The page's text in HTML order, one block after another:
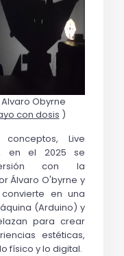
Obyrne
con dosis )
Live
en el 2025 se
con la
Álvaro O'byrne y
en una
(Arduino) y
para crear
estéticas,
físico y lo digital.